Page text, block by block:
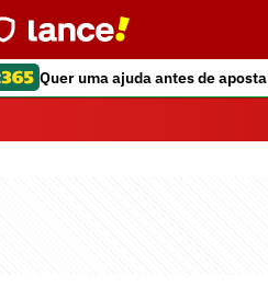
Quer uma ajuda antes de